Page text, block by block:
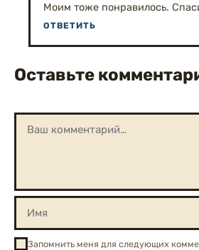
Моим тоже понравилось.
ОТВЕТИТЬ
Оставьте
Запомнить меня для следующих